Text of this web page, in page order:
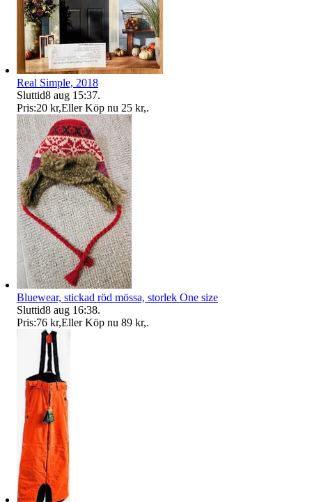
Real Simple, 2018
Sluttid8 aug 15:37.
Pris:20 kr,Eller Köp nu 25 kr,.
Bluewear, stickad röd mössa, storlek One size
Sluttid8 aug 16:38.
Pris:76 kr,Eller Köp nu 89 kr,.